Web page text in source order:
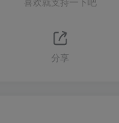
分享